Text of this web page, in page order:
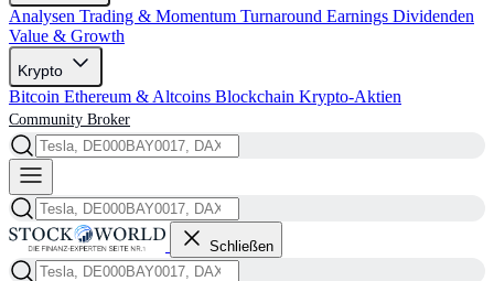
Analysen Trading & Momentum Turnaround Earnings Dividenden
Value & Growth
Krypto
Bitcoin Ethereum & Altcoins Blockchain Krypto-Aktien
Community Broker
Schließen